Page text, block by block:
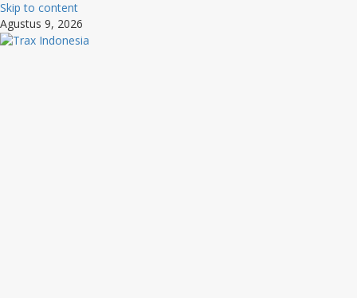
Skip to content
Agustus 9, 2026